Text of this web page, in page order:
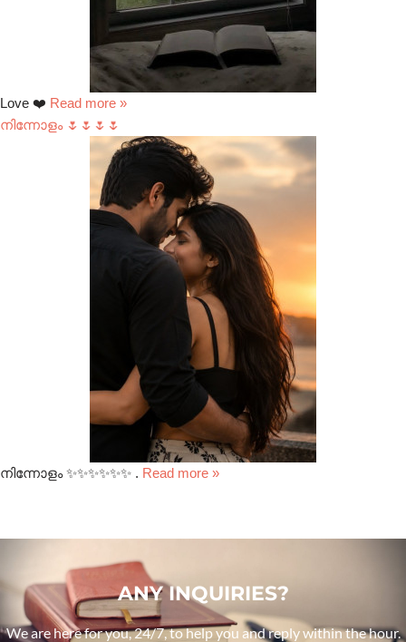
Love ❤️ Read more »
നിന്നോളം 🌷🌷🌷🌷
നിന്നോളം ✨✨✨✨✨✨ . Read more »
ANY INQUIRIES?
We are here for you, 24/7, to help you and reply within the hour.